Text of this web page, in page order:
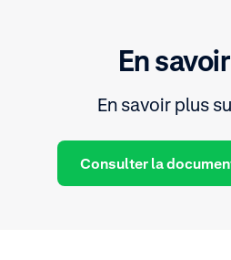
En
En savoir plus
Consulter la